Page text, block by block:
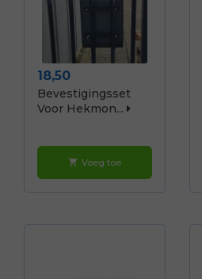
Prijs
18,50
Bevestigingsset
Voor Hekmon...
shopping_cart Voeg toe